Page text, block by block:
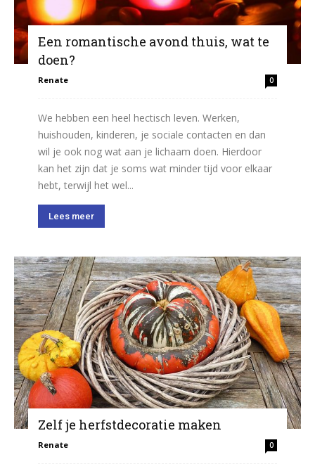
Een romantische avond thuis, wat te
doen?
Renate 0
We hebben een heel hectisch leven. Werken,
huishouden, kinderen, je sociale contacten en dan
wil je ook nog wat aan je lichaam doen. Hierdoor
kan het zijn dat je soms wat minder tijd voor elkaar
hebt, terwijl het wel...
Lees meer
Zelf je herfstdecoratie maken
Renate 0